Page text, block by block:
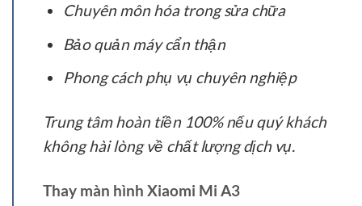
Chuyên môn hóa trong sửa chữa
Bảo quản máy cẩn thận
Phong cách phụ vụ chuyên nghiệp
Trung tâm hoàn tiền 100% nếu quý khách
không hài lòng về chất lượng dịch vụ.
Thay màn hình Xiaomi Mi A3